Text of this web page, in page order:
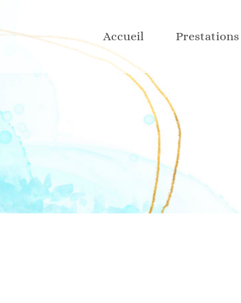
Accueil Prestations
Site web
Réseaux
Rédaction web
Design textile
Design textile
Faire part